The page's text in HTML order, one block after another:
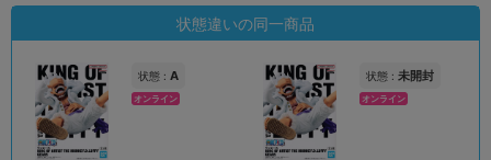
状態違いの同一商品
状態 : A
オンライン
状態 : 未開封
オンライン